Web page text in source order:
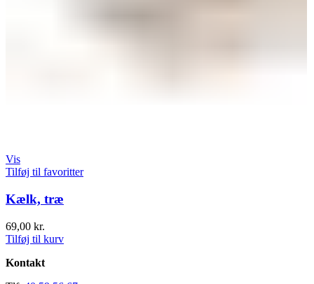
Vis
Tilføj til favoritter
Kælk, træ
69,00 kr.
Tilføj til kurv
Kontakt